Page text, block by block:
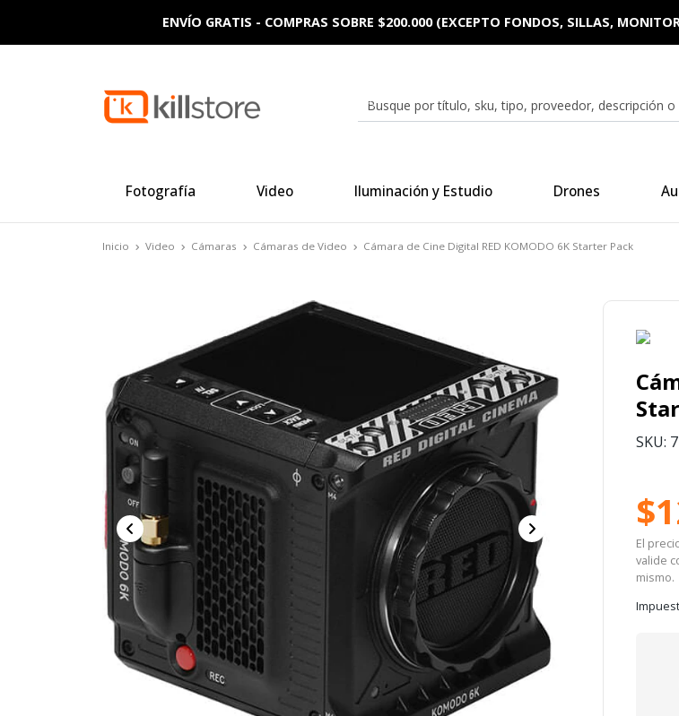
Fotografía Video Iluminación y Estudio Drones
ENVÍO GRATIS - COMPRAS SOBRE $200.000 (EXCEPTO FONDOS, SILLAS,
Inicio Video Cámaras Cámaras de Video Cámara de Cine Digital RED KOMODO 6K Starter Pack
SKU:
El
valide
mismo.